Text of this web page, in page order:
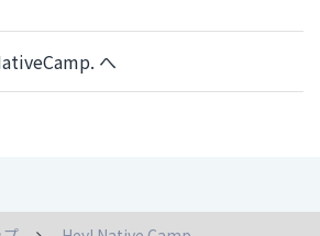
へ